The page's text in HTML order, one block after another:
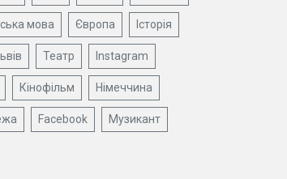
мова Європа Історія
Театр Instagram
Кінофільм Німеччина
Facebook Музикант